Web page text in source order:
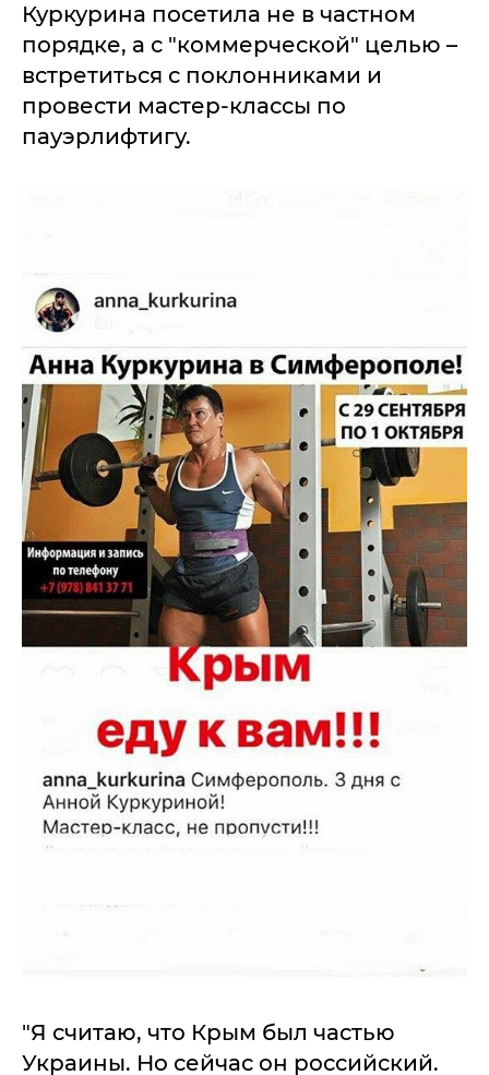
Куркурина посетила не в частном
порядке, а с "коммерческой" целью –
встретиться с поклонниками и
провести мастер-классы по
пауэрлифтигу.
"Я считаю, что Крым был частью
Украины. Но сейчас он российский.